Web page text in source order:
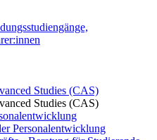
Studies (CAS)
Studies (CAS)
Personalentwicklung